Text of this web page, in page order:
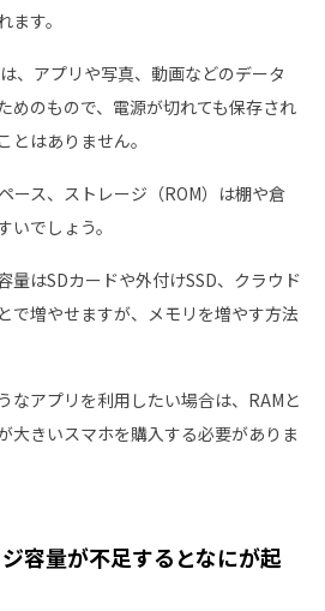
す。
、アプリや写真、動画などのデータ
めのもので、電源が切れても保存され
とはありません。
ース、ストレージ（ROM）は棚や倉
でしょう。
量はSDカードや外付けSSD、クラウド
で増やせますが、メモリを増やす方法
なアプリを利用したい場合は、RAMと
大きいスマホを購入する必要がありま
容量が不足するとなにが起